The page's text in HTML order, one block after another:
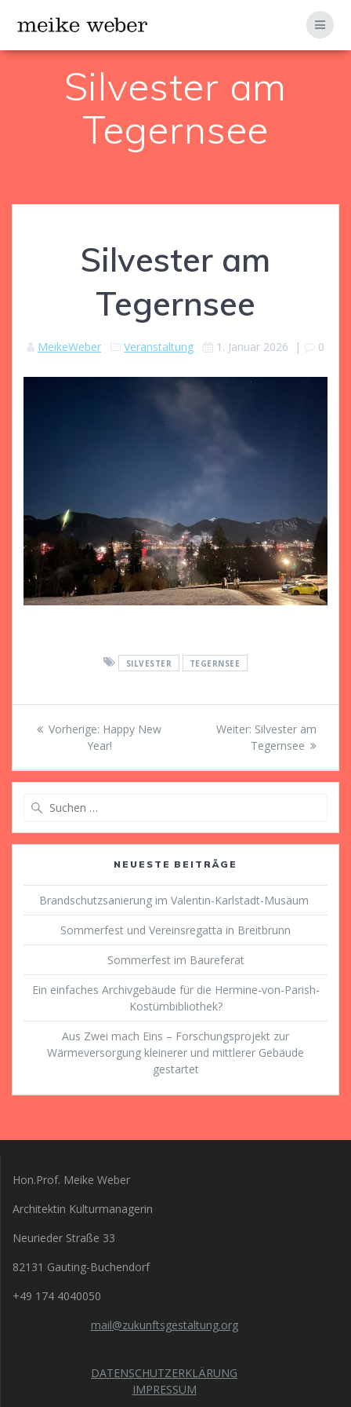
Silvester am
Tegernsee
Silvester am
Tegernsee
MeikeWeber Veranstaltung 1. Januar 2026 | 0
SILVESTER TEGERNSEE
Beitragsnavigation
Vorherige: Vorheriger
Beitrag:
Happy New
Year!
Weiter: Nächster
Beitrag:
Silvester am
Tegernsee
NEUESTE BEITRÄGE
Brandschutzsanierung im Valentin-Karlstadt-Musäum
Sommerfest und Vereinsregatta in Breitbrunn
Sommerfest im Baureferat
Ein einfaches Archivgebäude für die Hermine-von-Parish-
Kostümbibliothek?
Aus Zwei mach Eins – Forschungsprojekt zur
Wärmeversorgung kleinerer und mittlerer Gebäude
gestartet
Hon.Prof. Meike Weber
Architektin Kulturmanagerin
Neurieder Straße 33
82131 Gauting-Buchendorf
+49 174 4040050
mail@zukunftsgestaltung.org
DATENSCHUTZERKLÄRUNG
IMPRESSUM